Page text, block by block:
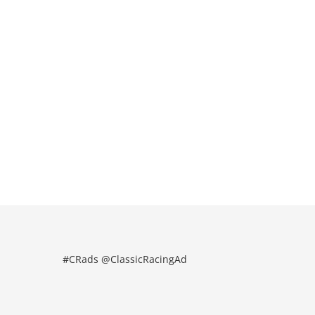
#CRads @ClassicRacingAd